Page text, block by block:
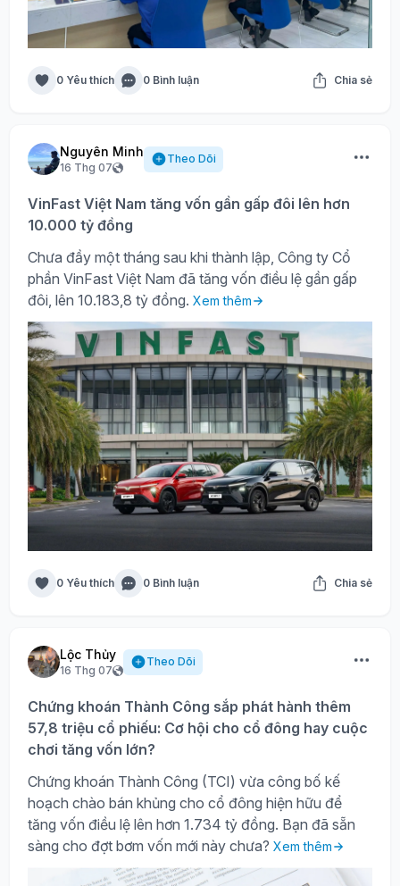
0 Yêu thích 0 Bình luận Chia sẻ
Nguyên Minh
16 Thg 07
Theo Dõi
VinFast Việt Nam tăng vốn gần gấp đôi lên hơn
10.000 tỷ đồng
Chưa đầy một tháng sau khi thành lập, Công ty Cổ
phần VinFast Việt Nam đã tăng vốn điều lệ gần gấp
đôi, lên 10.183,8 tỷ đồng. Xem thêm
0 Yêu thích 0 Bình luận Chia sẻ
Lộc Thủy
16 Thg 07
Theo Dõi
Chứng khoán Thành Công sắp phát hành thêm
57,8 triệu cổ phiếu: Cơ hội cho cổ đông hay cuộc
chơi tăng vốn lớn?
Chứng khoán Thành Công (TCI) vừa công bố kế
hoạch chào bán khủng cho cổ đông hiện hữu để
tăng vốn điều lệ lên hơn 1.734 tỷ đồng. Bạn đã sẵn
sàng cho đợt bơm vốn mới này chưa? Xem thêm